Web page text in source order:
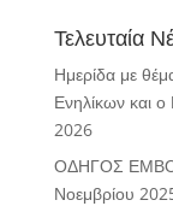
Τελευταία
Ημερίδα με
Ενηλίκων και
2026
ΟΔΗΓΟΣ
Νοεμβρίου